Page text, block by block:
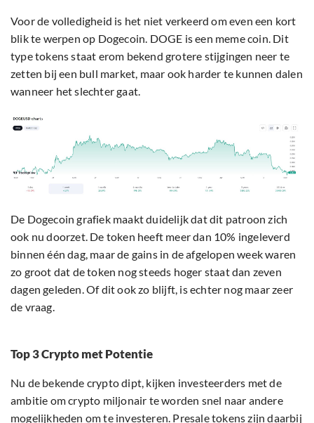
Voor de volledigheid is het niet verkeerd om even een kort
blik te werpen op Dogecoin. DOGE is een meme coin. Dit
type tokens staat erom bekend grotere stijgingen neer te
zetten bij een bull market, maar ook harder te kunnen dalen
wanneer het slechter gaat.
De Dogecoin grafiek maakt duidelijk dat dit patroon zich
ook nu doorzet. De token heeft meer dan 10% ingeleverd
binnen één dag, maar de gains in de afgelopen week waren
zo groot dat de token nog steeds hoger staat dan zeven
dagen geleden. Of dit ook zo blijft, is echter nog maar zeer
de vraag.
Top 3 Crypto met Potentie
Nu de bekende crypto dipt, kijken investeerders met de
ambitie om crypto miljonair te worden snel naar andere
mogelijkheden om te investeren. Presale tokens zijn daarbij